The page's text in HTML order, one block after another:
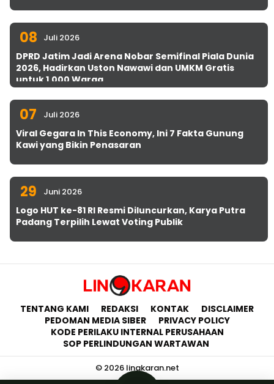
08 Juli 2026
DPRD Jatim Jadi Arena Nobar Semifinal Piala Dunia
2026, Hadirkan Uston Nawawi dan UMKM Gratis
untuk 1.000 Warga
07 Juli 2026
Viral Gegara In This Economy, Ini 7 Fakta Gunung
Kawi yang Bikin Penasaran
29 Juni 2026
Logo HUT ke-81 RI Resmi Diluncurkan, Karya Putra
Padang Terpilih Lewat Voting Publik
TENTANG KAMI REDAKSI KONTAK
DISCLAIMER
PEDOMAN MEDIA SIBER
PRIVACY POLICY
KODE PERILAKU INTERNAL PERUSAHAAN
SOP PERLINDUNGAN WARTAWAN
© 2026 lingkaran.net